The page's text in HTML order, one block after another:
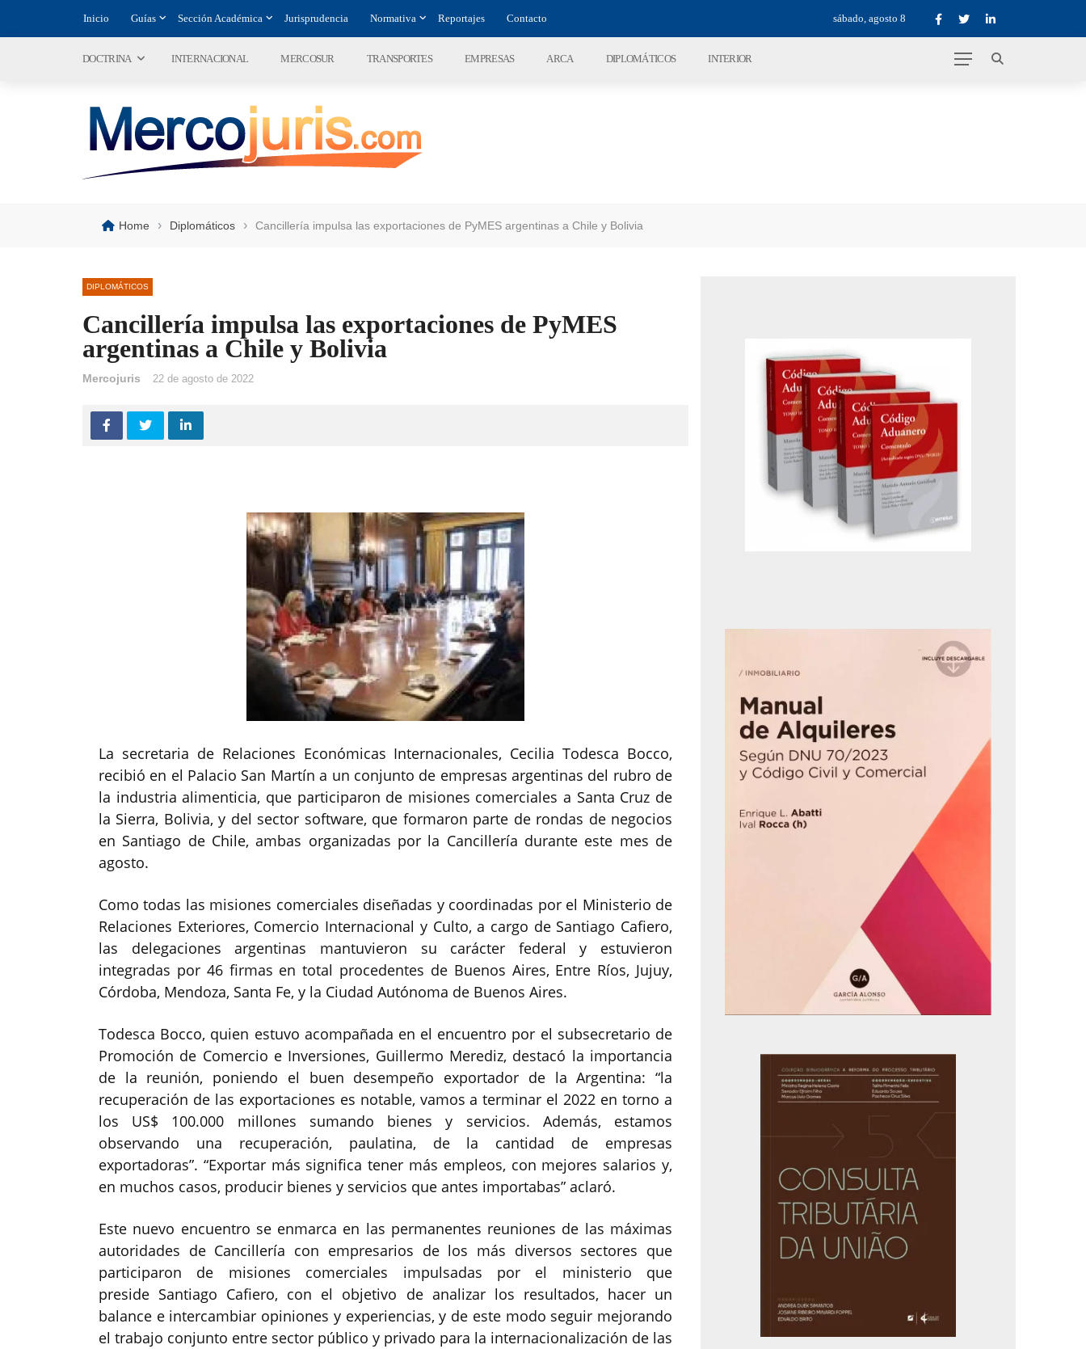
Inicio Guías Sección Académica Jurisprudencia Normativa Reportajes Contacto sábado, agosto 8
DOCTRINA INTERNACIONAL MERCOSUR TRANSPORTES EMPRESAS ARCA DIPLOMÁTICOS INTERIOR
Home › Diplomáticos › Cancillería impulsa las exportaciones de PyMES argentinas a Chile y Bolivia
DIPLOMÁTICOS
Cancillería impulsa las exportaciones de PyMES
argentinas a Chile y Bolivia
Mercojuris 22 de agosto de 2022
La secretaria de Relaciones Económicas Internacionales, Cecilia Todesca Bocco,
recibió en el Palacio San Martín a un conjunto de empresas argentinas del rubro de
la industria alimenticia, que participaron de misiones comerciales a Santa Cruz de
la Sierra, Bolivia, y del sector software, que formaron parte de rondas de negocios
en Santiago de Chile, ambas organizadas por la Cancillería durante este mes de
agosto.
Como todas las misiones comerciales diseñadas y coordinadas por el Ministerio de
Relaciones Exteriores, Comercio Internacional y Culto, a cargo de Santiago Cafiero,
las delegaciones argentinas mantuvieron su carácter federal y estuvieron
integradas por 46 firmas en total procedentes de Buenos Aires, Entre Ríos, Jujuy,
Córdoba, Mendoza, Santa Fe, y la Ciudad Autónoma de Buenos Aires.
Todesca Bocco, quien estuvo acompañada en el encuentro por el subsecretario de
Promoción de Comercio e Inversiones, Guillermo Merediz, destacó la importancia
de la reunión, poniendo el buen desempeño exportador de la Argentina: “la
recuperación de las exportaciones es notable, vamos a terminar el 2022 en torno a
los US$ 100.000 millones sumando bienes y servicios. Además, estamos
observando una recuperación, paulatina, de la cantidad de empresas
exportadoras”. “Exportar más significa tener más empleos, con mejores salarios y,
en muchos casos, producir bienes y servicios que antes importabas” aclaró.
Este nuevo encuentro se enmarca en las permanentes reuniones de las máximas
autoridades de Cancillería con empresarios de los más diversos sectores que
participaron de misiones comerciales impulsadas por el ministerio que
preside Santiago Cafiero, con el objetivo de analizar los resultados, hacer un
balance e intercambiar opiniones y experiencias, y de este modo seguir mejorando
el trabajo conjunto entre sector público y privado para la internacionalización de las